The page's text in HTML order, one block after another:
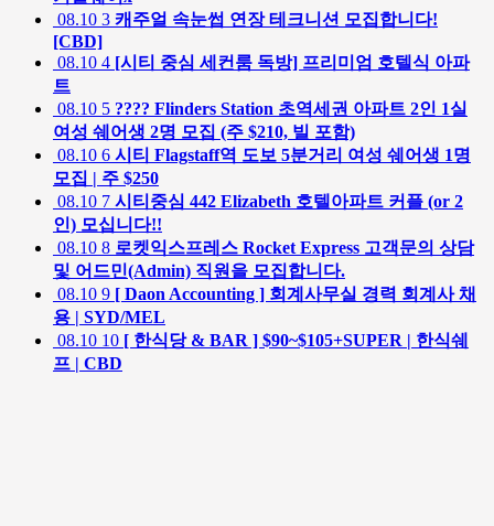
08.10 3 캐주얼 속눈썹 연장 테크니션 모집합니다!
[CBD]
08.10 4 [시티 중심 세컨룸 독방] 프리미엄 호텔식 아파
트
08.10 5 ???? Flinders Station 초역세권 아파트 2인 1실
여성 쉐어생 2명 모집 (주 $210, 빌 포함)
08.10 6 시티 Flagstaff역 도보 5분거리 여성 쉐어생 1명
모집 | 주 $250
08.10 7 시티중심 442 Elizabeth 호텔아파트 커플 (or 2
인) 모십니다!!
08.10 8 로켓익스프레스 Rocket Express 고객문의 상담
및 어드민(Admin) 직원을 모집합니다.
08.10 9 [ Daon Accounting ] 회계사무실 경력 회계사 채
용 | SYD/MEL
08.10 10 [ 한식당 & BAR ] $90~$105+SUPER | 한식쉐
프 | CBD